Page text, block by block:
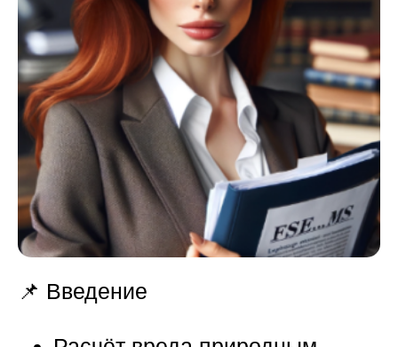
📌 Введение